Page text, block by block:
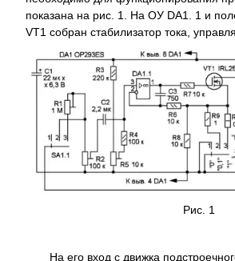
показана на рис. 1. На ОУ DA1. 1 и
VT1 собран стабилизатор тока,
Рис. 1
На его вход с движка